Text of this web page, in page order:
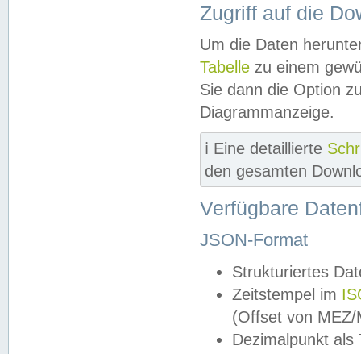
Zugriff auf die
Um die Daten
Tabelle zu einem
Sie dann die Option
Diagrammanzeige.
ℹ️ Eine detaillierte
den gesamten
Verfügbare
JSON-Format
Strukturiertes
Zeitstempel im
(Offset von MEZ/
Dezimalpunkt als